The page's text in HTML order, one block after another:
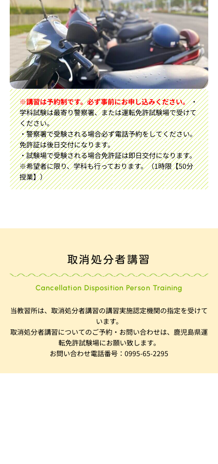
※講習は予約制です。必ず事前にお申し込みください。・
学科試験は最寄り警察署、または運転免許試験場で受けて
ください。
・警察署で受験される場合必ず電話予約をしてください。
免許証は後日交付になります。
・試験場で受験される場合免許証は即日交付になります。
※希望者に限り、学科も行っております。（1時限【50分
授業】）
取消処分者講習
Cancellation Disposition Person Training
当教習所は、取消処分者講習の講習実施認定機関の指定を受けて
います。
取消処分者講習についてのご予約・お問い合わせは、鹿児島県運
転免許試験場にお願い致します。
お問い合わせ電話番号：0995-65-2295